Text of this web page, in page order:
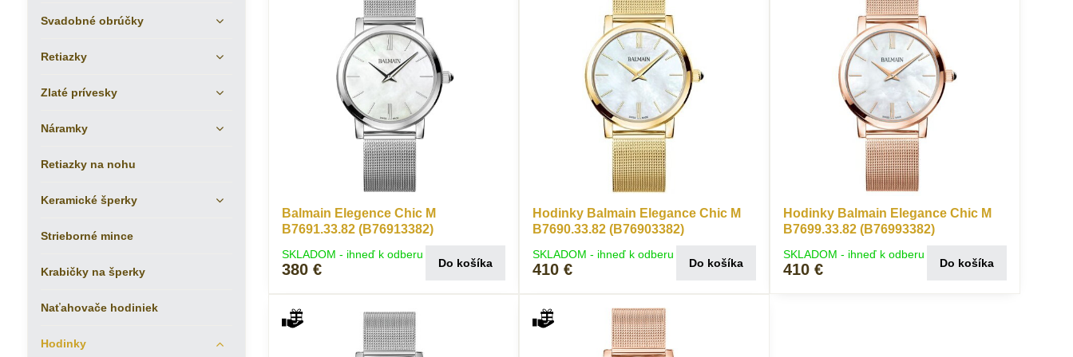
Balmain Elegence Chic M
B7691.33.82 (B76913382)
SKLADOM - ihneď k odberu
380 € Do košíka
Hodinky Balmain Elegance Chic M
B7690.33.82 (B76903382)
SKLADOM - ihneď k odberu
410 € Do košíka
Hodinky Balmain Elegance Chic M
B7699.33.82 (B76993382)
SKLADOM - ihneď k odberu
410 € Do košíka
Svadobné obrúčky
Retiazky
Zlaté prívesky
Náramky
Retiazky na nohu
Keramické šperky
Strieborné mince
Krabičky na šperky
Naťahovače hodiniek
Hodinky